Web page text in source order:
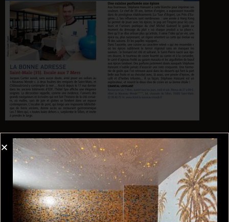
Gérer le consentement aux
cookies
Nous utilisons des cookies pour optimiser notre site web et notre service.
Recevez nos offres et actualités
Email